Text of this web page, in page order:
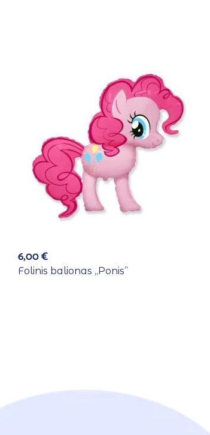
6,00€
Folinis balionas ,,Ponis”